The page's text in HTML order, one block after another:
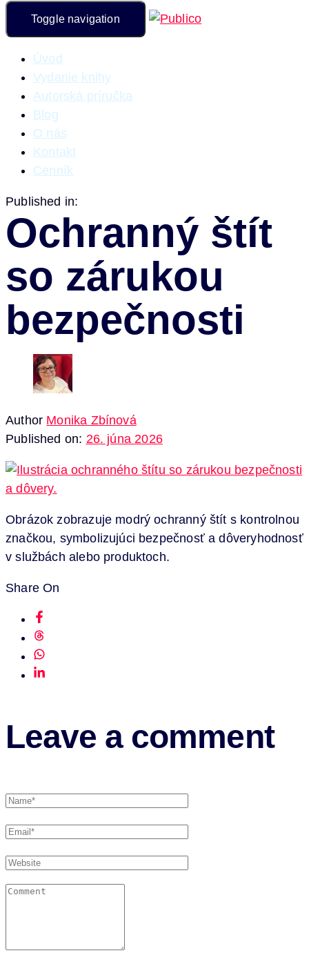
Toggle navigation
Úvod
Vydanie knihy
Autorská príručka
Blog
O nás
Kontakt
Cenník
Published in:
Ochranný štít
so zárukou
bezpečnosti
Author Monika Zbínová
Published on: 26. júna 2026
Obrázok zobrazuje modrý ochranný štít s kontrolnou
značkou, symbolizujúci bezpečnosť a dôveryhodnosť
v službách alebo produktoch.
Share On
Leave a comment